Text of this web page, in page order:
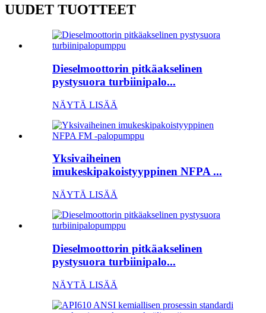
UUDET TUOTTEET
Dieselmoottorin pitkäakselinen
pystysuora turbiinipalo...
NÄYTÄ LISÄÄ
Yksivaiheinen
imukeskipakoistyyppinen NFPA ...
NÄYTÄ LISÄÄ
Dieselmoottorin pitkäakselinen
pystysuora turbiinipalo...
NÄYTÄ LISÄÄ